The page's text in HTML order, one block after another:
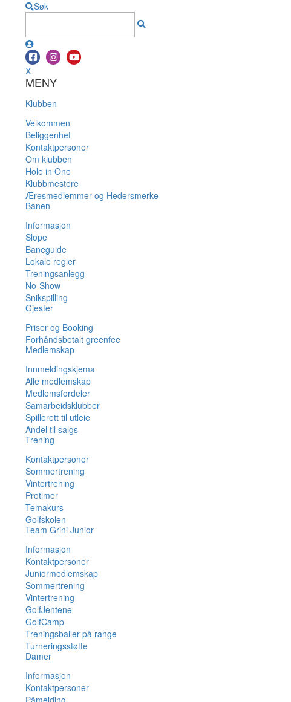
Søk
X
MENY
Klubben
Velkommen
Beliggenhet
Kontaktpersoner
Om klubben
Hole in One
Klubbmestere
Æresmedlemmer og Hedersmerke
Banen
Informasjon
Slope
Baneguide
Lokale regler
Treningsanlegg
No-Show
Snikspilling
Gjester
Priser og Booking
Forhåndsbetalt greenfee
Medlemskap
Innmeldingskjema
Alle medlemskap
Medlemsfordeler
Samarbeidsklubber
Spillerett til utleie
Andel til salgs
Trening
Kontaktpersoner
Sommertrening
Vintertrening
Protimer
Temakurs
Golfskolen
Team Grini Junior
Informasjon
Kontaktpersoner
Juniormedlemskap
Sommertrening
Vintertrening
GolfJentene
GolfCamp
Treningsballer på range
Turneringsstøtte
Damer
Informasjon
Kontaktpersoner
Påmelding